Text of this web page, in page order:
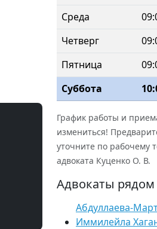
Среда
Четверг
Пятница
Суббота
График работы и
измениться!
уточните по рабочему
адвоката Куценко О. В.
Адвокаты рядом
Абдуллаева-
Иммилейла